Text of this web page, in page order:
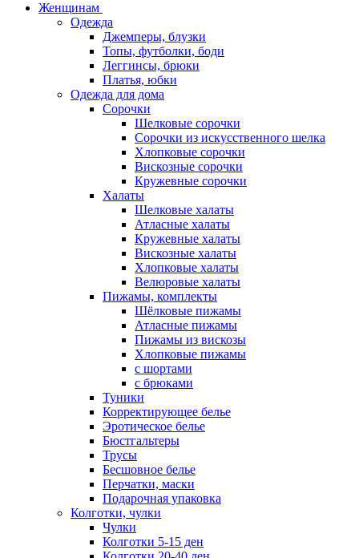
Женщинам
Одежда
Джемперы, блузки
Топы, футболки, боди
Леггинсы, брюки
Платья, юбки
Одежда для дома
Сорочки
Шелковые сорочки
Сорочки из искусственного шелка
Хлопковые сорочки
Вискозные сорочки
Кружевные сорочки
Халаты
Шелковые халаты
Атласные халаты
Кружевные халаты
Вискозные халаты
Хлопковые халаты
Велюровые халаты
Пижамы, комплекты
Шёлковые пижамы
Атласные пижамы
Пижамы из вискозы
Хлопковые пижамы
с шортами
с брюками
Туники
Корректирующее белье
Эротическое белье
Бюстгальтеры
Трусы
Бесшовное белье
Перчатки, маски
Подарочная упаковка
Колготки, чулки
Чулки
Колготки 5-15 ден